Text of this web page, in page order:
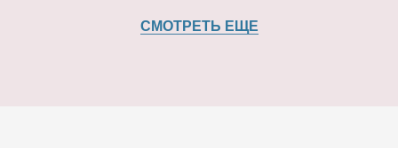
СМОТРЕТЬ ЕЩЕ